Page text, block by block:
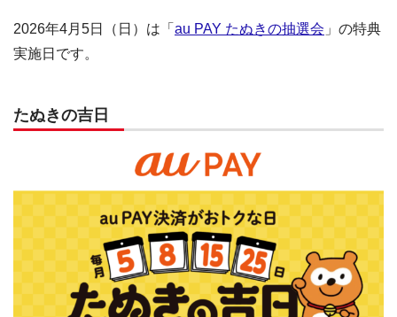
2026年4月5日（日）は「 au PAY たぬきの抽選会 」の特典
実施日です。
たぬきの吉日